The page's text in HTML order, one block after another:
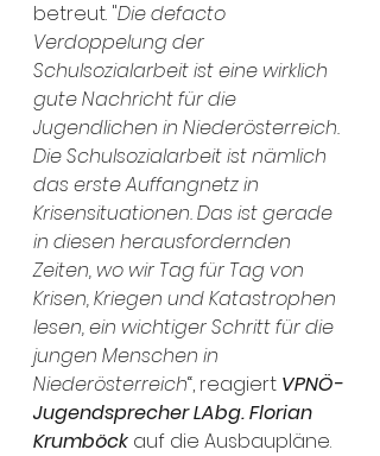
betreut. "Die defacto
Verdoppelung der
Schulsozialarbeit ist eine wirklich
gute Nachricht für die
Jugendlichen in Niederösterreich.
Die Schulsozialarbeit ist nämlich
das erste Auffangnetz in
Krisensituationen. Das ist gerade
in diesen herausfordernden
Zeiten, wo wir Tag für Tag von
Krisen, Kriegen und Katastrophen
lesen, ein wichtiger Schritt für die
jungen Menschen in
Niederösterreich“, reagiert VPNÖ-
Jugendsprecher LAbg. Florian
Krumböck auf die Ausbaupläne.